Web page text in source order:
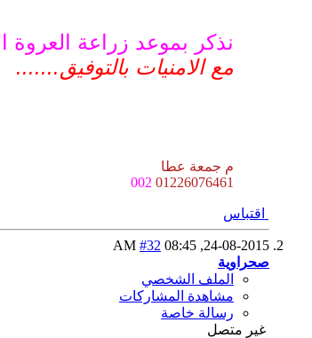
نذكر بموعد زراعة
مع الامنيات بالتوفيق.......
م جمعة عطا
01226076461
002
اقتباس
24-08-2015,
08:45 AM
#32
صحراوية
الملف الشخصي
مشاهدة المشاركات
رسالة خاصة
غير متصل